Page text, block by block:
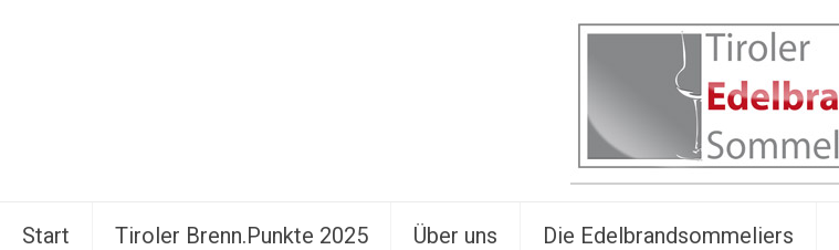
Start Tiroler Brenn.Punkte 2025 Über uns Die Edelbrandsommeliers